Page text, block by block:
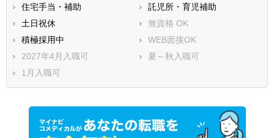
住宅手当・補助
託児所・育児補助
土日祝休
無資格 OK
積極採用中
WEB面接OK
2027年4月入職可
夏～秋入職可
1月入職可